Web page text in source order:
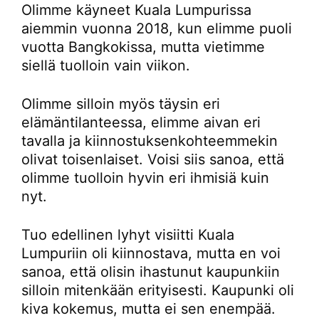
Olimme käyneet Kuala Lumpurissa
aiemmin vuonna 2018, kun elimme puoli
vuotta Bangkokissa, mutta vietimme
siellä tuolloin vain viikon.
Olimme silloin myös täysin eri
elämäntilanteessa, elimme aivan eri
tavalla ja kiinnostuksenkohteemmekin
olivat toisenlaiset. Voisi siis sanoa, että
olimme tuolloin hyvin eri ihmisiä kuin
nyt.
Tuo edellinen lyhyt visiitti Kuala
Lumpuriin oli kiinnostava, mutta en voi
sanoa, että olisin ihastunut kaupunkiin
silloin mitenkään erityisesti. Kaupunki oli
kiva kokemus, mutta ei sen enempää.